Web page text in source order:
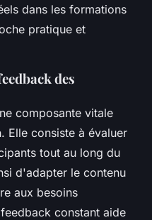
dans les formations
pratique et
des
composante vitale
Elle consiste à évaluer
tout au long du
d'adapter le contenu
aux besoins
constant aide